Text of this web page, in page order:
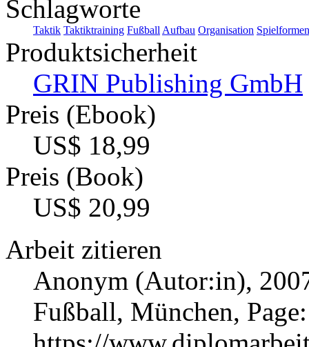
Schlagworte
Taktik Taktiktraining Fußball Aufbau Organisation Spielformen
Produktsicherheit
GRIN Publishing GmbH
Preis (Ebook)
US$ 18,99
Preis (Book)
US$ 20,99
Arbeit zitieren
Anonym (Autor:in),
Fußball, München,